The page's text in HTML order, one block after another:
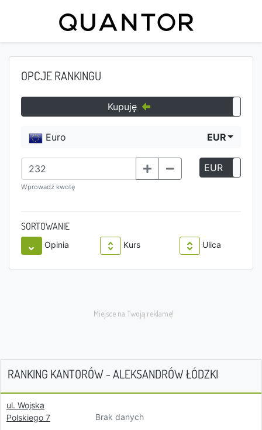
OPCJE RANKINGU
Kupuję
Euro EUR
Wprowadź kwotę
EUR
SORTOWANIE
Opinia Kurs Ulica
RANKING KANTORÓW - ALEKSANDRÓW ŁÓDZKI
ul. Wojska
Polskiego 7
Brak danych